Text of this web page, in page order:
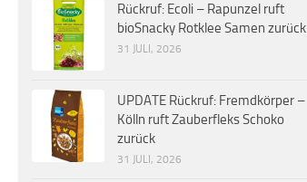
Rückruf: Ecoli – Rapunzel ruft
bioSnacky Rotklee Samen zurück
31 JULI, 2026
UPDATE Rückruf: Fremdkörper –
Kölln ruft Zauberfleks Schoko
zurück
31 JULI, 2026